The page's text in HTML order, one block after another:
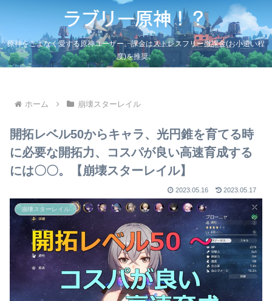
原神をこよなく愛する原神ユーザー。課金はストレスフリー微課金(お小遣い程
度)を推奨。
ホーム 崩壊スターレイル
開拓レベル50からキャラ、光円錐を育てる時
に必要な開拓力、コスパが良い高速育成する
には〇〇。【崩壊スターレイル】
2023.05.16 2023.05.17
崩壊スターレイル